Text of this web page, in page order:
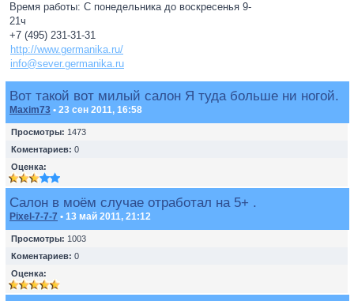
Время работы: С понедельника до воскресенья 9-
21ч
+7 (495) 231-31-31
http://www.germanika.ru/
info@sever.germanika.ru
Вот такой вот милый салон Я туда больше ни ногой.
Maxim73 • 23 сен 2011, 16:58
Просмотры: 1473
Коментариев: 0
Оценка:
Салон в моём случае отработал на 5+ .
Pixel-7-7-7 • 13 май 2011, 21:12
Просмотры: 1003
Коментариев: 0
Оценка: